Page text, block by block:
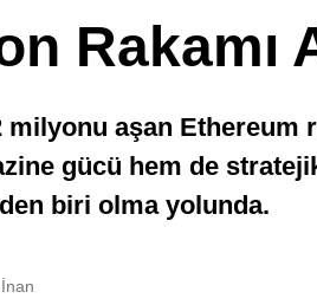
Rakamı
milyonu aşan Ethereum
gücü hem de
biri olma yolunda.